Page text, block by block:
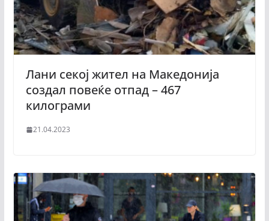
Лани секој жител на Македонија
создал повеќе отпад – 467
килограми
21.04.2023